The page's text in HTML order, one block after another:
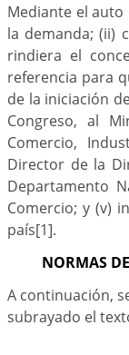
Mediante el
la demanda; (ii)
rindiera el
referencia para
de la iniciación
Congreso, al
Comercio,
Director de la
Departamento
Comercio; y (v)
país[1].
NORMAS
A continuación,
subrayado el